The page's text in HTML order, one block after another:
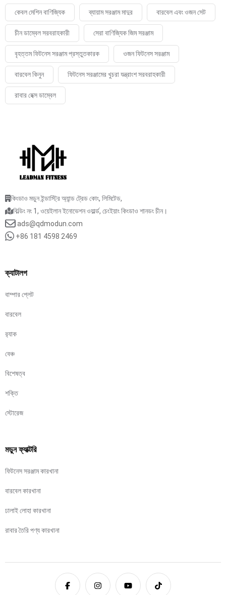
কেবল মেশিন বাণিজ্যিক ব্যায়াম সরঞ্জাম মাদুর বারবেল এবং ওজন সেট
চীন ডাম্বেল সরবরাহকারী সেরা বাণিজ্যিক জিম সরঞ্জাম
বৃহত্তম ফিটনেস সরঞ্জাম প্রস্তুতকারক ওজন ফিটনেস সরঞ্জাম
বারবেল কিনুন ফিটনেস সরঞ্জামের খুচরা যন্ত্রাংশ সরবরাহকারী
রাবার হেক্স ডাম্বেল
কিংডাও মডুন ইন্ডাস্ট্রি অ্যান্ড ট্রেড কোং, লিমিটেড,
বিল্ডিং নং 1, ওয়েইলান ইনোভেশন ওয়ার্ল্ড, চেংইয়াং কিংডাও শানডং চীন।
ads@qdmodun.com
+86 181 4598 2469
ক্যাটালগ
বাম্পার প্লেট
বারবেল
র‍্যাক
বেঞ্চ
বিশেষত্ব
শক্তি
স্টোরেজ
মডুন ফ্যাক্টরি
ফিটনেস সরঞ্জাম কারখানা
বারবেল কারখানা
ঢালাই লোহা কারখানা
রাবার তৈরি পণ্য কারখানা